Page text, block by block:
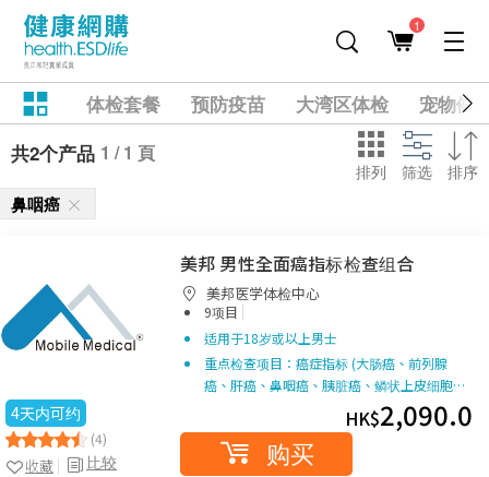
1
体检套餐 预防疫苗 大湾区体检
宠物健
共2个产品 1 / 1 頁
排列 筛选 排序
鼻咽癌
4天内可约
(4)
比较
收藏
美邦 男性全面癌指标检查组合
美邦医学体检中心
9项目 |
适用于18岁或以上男士
重点检查项目：癌症指标 (大肠癌、前列腺
癌、肝癌、鼻咽癌、胰脏癌、鳞状上皮细胞…
HK$2,090.0
购买